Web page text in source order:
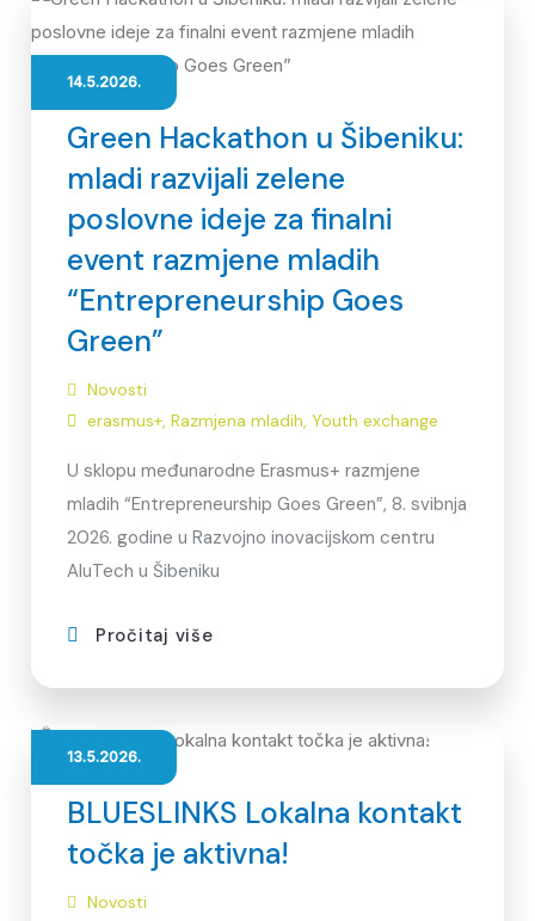
14.5.2026.
Green Hackathon u Šibeniku:
mladi razvijali zelene
poslovne ideje za finalni
event razmjene mladih
“Entrepreneurship Goes
Green”
Novosti
erasmus+,Razmjena mladih,Youth exchange
U sklopu međunarodne Erasmus+ razmjene
mladih “Entrepreneurship Goes Green”, 8. svibnja
2026. godine u Razvojno inovacijskom centru
AluTech u Šibeniku
Pročitaj više
13.5.2026.
BLUESLINKS Lokalna kontakt
točka je aktivna!
Novosti